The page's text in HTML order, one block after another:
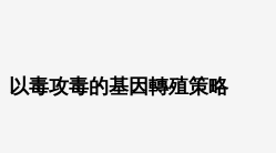
以毒攻毒的基因轉殖策略